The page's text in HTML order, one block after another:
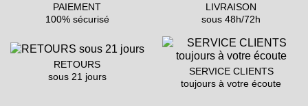
PAIEMENT
100% sécurisé
LIVRAISON
sous 48h/72h
RETOURS
sous 21 jours
SERVICE CLIENTS
toujours à votre écoute